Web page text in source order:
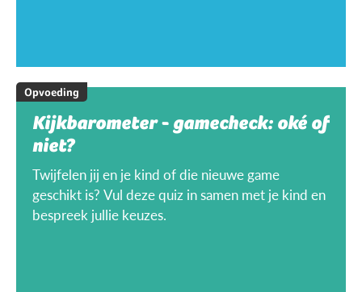
Opvoeding
Kijkbarometer - gamecheck: oké of
niet?
Twijfelen jij en je kind of die nieuwe game
geschikt is? Vul deze quiz in samen met je kind en
bespreek jullie keuzes.